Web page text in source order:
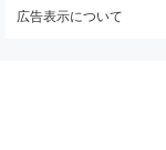
広告表示について